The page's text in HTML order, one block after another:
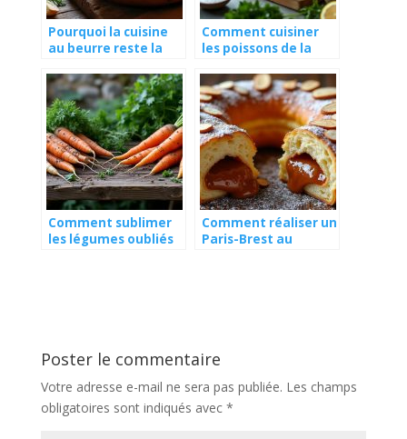
Pourquoi la cuisine
au beurre reste la
gastronomie
française ?
Comment cuisiner
les poissons de la
?
Comment sublimer
les légumes oubliés
Comment réaliser un
Paris-Brest au
Poster le commentaire
Votre adresse e-mail ne sera pas publiée. Les champs
obligatoires sont indiqués avec *